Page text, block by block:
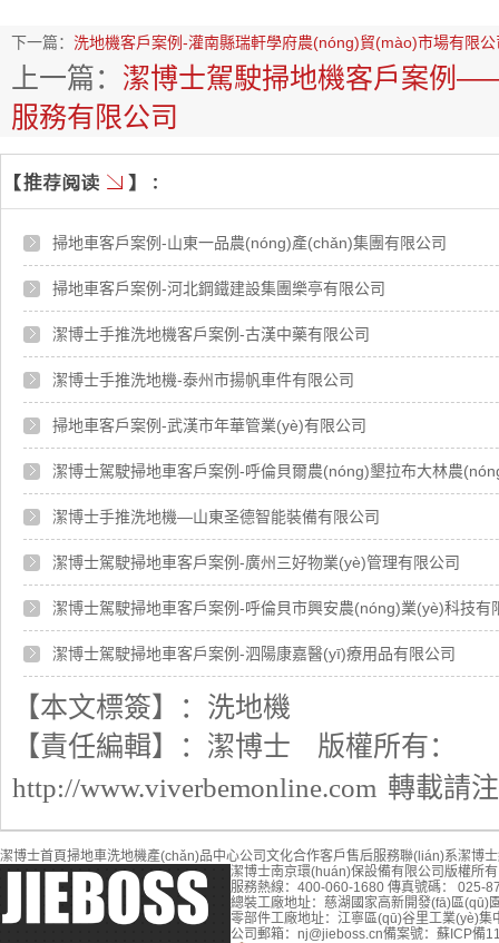
下一篇： 洗地機客戶案例-灌南縣瑞軒學府農(nóng)貿(mào)市場有限公
上一篇： 潔博士駕駛掃地機客戶案例
服務有限公司
掃地車客戶案例-山東一品農(nóng)產(chǎn)集團有限公司
掃地車客戶案例-河北鋼鐵建設集團樂亭有限公司
潔博士手推洗地機客戶案例-古漢中藥有限公司
潔博士手推洗地機-泰州市揚帆車件有限公司
掃地車客戶案例-武漢市年華管業(yè)有限公司
潔博士駕駛掃地車客戶案例-呼倫貝爾農(nóng)墾拉布大林農
潔博士手推洗地機—山東圣德智能裝備有限公司
潔博士駕駛掃地車客戶案例-廣州三好物業(yè)管理有限公司
潔博士駕駛掃地車客戶案例-呼倫貝市興安農(nóng)業(yè)科技有
潔博士駕駛掃地車客戶案例-泗陽康嘉醫(yī)療用品有限公司
【本文標簽】： 洗地機
【責任編輯】： 潔博士
版權所有：
http://www.viverbemonline.com 轉載請
潔博士首頁掃地車洗地機產(chǎn)品中心公司文化合作客戶售后服務聯(lián)系潔博士
潔博士南京環(huán)保設備有限公司 版權所有
服務熱線：400-060-1680 傳真號碼： 025-
總裝工廠地址：慈湖國家高新開發(fā)區(qū)
零部件工廠地址：江寧區(qū)谷里工業(yè)集
公司郵箱：nj@jieboss.cn備案號：蘇ICP備